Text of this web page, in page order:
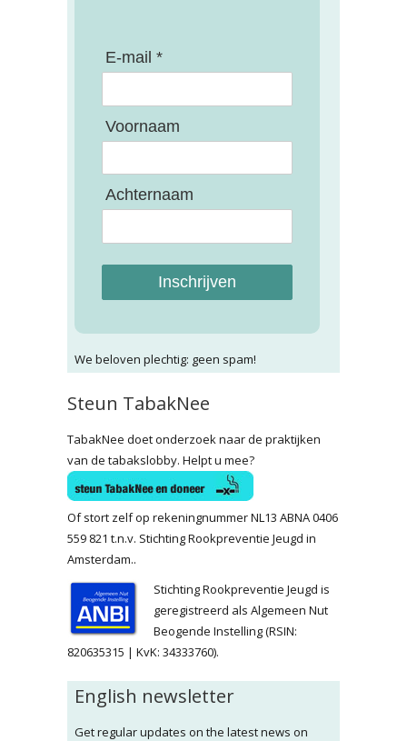
E-mail *
Voornaam
Achternaam
Inschrijven
We beloven plechtig: geen spam!
Steun TabakNee
TabakNee doet onderzoek naar de praktijken
van de tabakslobby. Helpt u mee?
Of stort zelf op rekeningnummer NL13 ABNA 0406
559 821 t.n.v. Stichting Rookpreventie Jeugd in
Amsterdam..
Stichting Rookpreventie Jeugd is
geregistreerd als Algemeen Nut
Beogende Instelling (RSIN:
820635315 | KvK: 34333760).
English newsletter
Get regular updates on the latest news on